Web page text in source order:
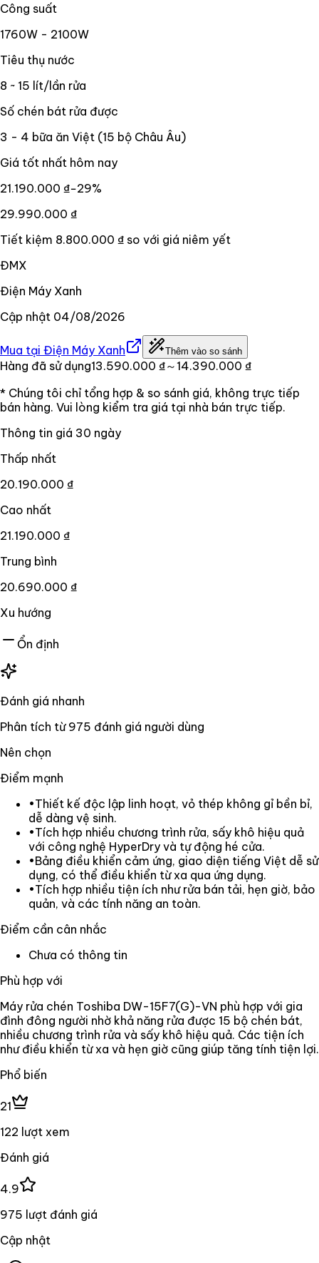
Công suất
1760W - 2100W
Tiêu thụ nước
8 ~ 15 lít/lần rửa
Số chén bát rửa được
3 - 4 bữa ăn Việt (15 bộ Châu Âu)
Giá tốt nhất hôm nay
21.190.000 ₫−29%
29.990.000 ₫
Tiết kiệm 8.800.000 ₫ so với giá niêm yết
ĐMX
Điện Máy Xanh
Cập nhật 04/08/2026
Mua tại Điện Máy Xanh Thêm vào so sánh
Hàng đã sử dụng13.590.000 ₫～14.390.000 ₫
* Chúng tôi chỉ tổng hợp & so sánh giá, không trực tiếp
bán hàng. Vui lòng kiểm tra giá tại nhà bán trực tiếp.
Thông tin giá 30 ngày
Thấp nhất
20.190.000 ₫
Cao nhất
21.190.000 ₫
Trung bình
20.690.000 ₫
Xu hướng
Ổn định
Đánh giá nhanh
Phân tích từ 975 đánh giá người dùng
Nên chọn
Điểm mạnh
•Thiết kế độc lập linh hoạt, vỏ thép không gỉ bền bỉ,
dễ dàng vệ sinh.
•Tích hợp nhiều chương trình rửa, sấy khô hiệu quả
với công nghệ HyperDry và tự động hé cửa.
•Bảng điều khiển cảm ứng, giao diện tiếng Việt dễ sử
dụng, có thể điều khiển từ xa qua ứng dụng.
•Tích hợp nhiều tiện ích như rửa bán tải, hẹn giờ, bảo
quản, và các tính năng an toàn.
Điểm cần cân nhắc
Chưa có thông tin
Phù hợp với
Máy rửa chén Toshiba DW-15F7(G)-VN phù hợp với gia
đình đông người nhờ khả năng rửa được 15 bộ chén bát,
nhiều chương trình rửa và sấy khô hiệu quả. Các tiện ích
như điều khiển từ xa và hẹn giờ cũng giúp tăng tính tiện lợi.
Phổ biến
21
122 lượt xem
Đánh giá
4.9
975 lượt đánh giá
Cập nhật